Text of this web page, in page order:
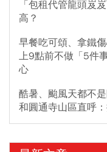
「包租代管龍頭岌
高？
早餐吃可頌、拿鐵
上9點前不做「5件
心
酷暑、颱風天都不
和圓通寺山區直呼